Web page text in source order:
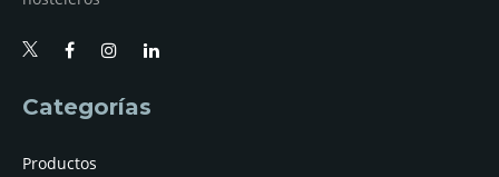
Categorías
Productos